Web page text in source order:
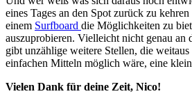
eines Tages an den Spot zurück zu
einem Surfboard die Möglichkeiten zu
auszuprobieren. Vielleicht nicht genau an
gibt unzählige weitere Stellen, die
einfachen Mitteln möglich wäre, eine
Vielen Dank für deine Zeit, Nico!